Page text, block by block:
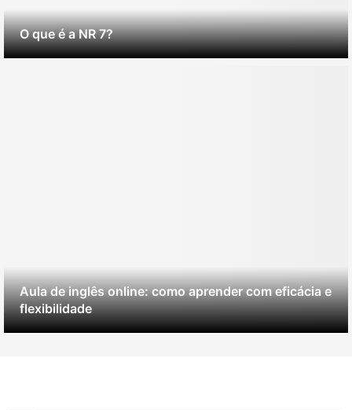
O que é a NR 7?
Aula de inglês online: como aprender com eficácia e
flexibilidade